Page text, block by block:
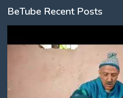
BeTube Recent Posts